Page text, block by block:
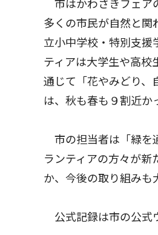
市はかわさきフェア
多くの市民が自然と関
立小中学校・特別支援
ティアは大学生や高校
通じて「花やみどり、
は、秋も春も９割近か
市の担当者は「緑を
ランティアの方々が新
か、今後の取り組みも
公式記録は市の公式